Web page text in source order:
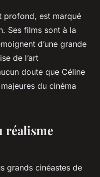
profond, est marqué
Ses films sont à la
d’une grande
de l’art
doute que Céline
du cinéma
réalisme
grands cinéastes de